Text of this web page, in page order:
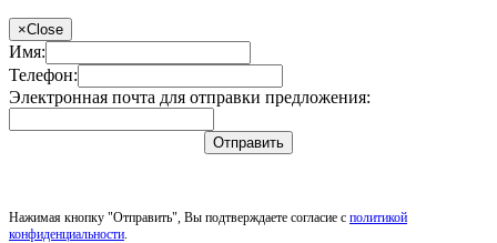
×Close
Имя:
Телефон:
Электронная почта для отправки предложения:
Отправить
Нажимая кнопку "Отправить", Вы подтверждаете согласие с политикой
конфиденциальности.